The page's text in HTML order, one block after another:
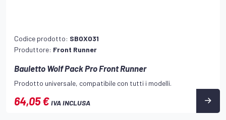
Codice prodotto: SBOX031
Produttore: Front Runner
Bauletto Wolf Pack Pro Front Runner
Prodotto universale, compatibile con tutti i modelli.
64,05 €IVA INCLUSA